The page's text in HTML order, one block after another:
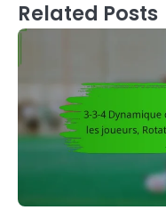
Related Posts